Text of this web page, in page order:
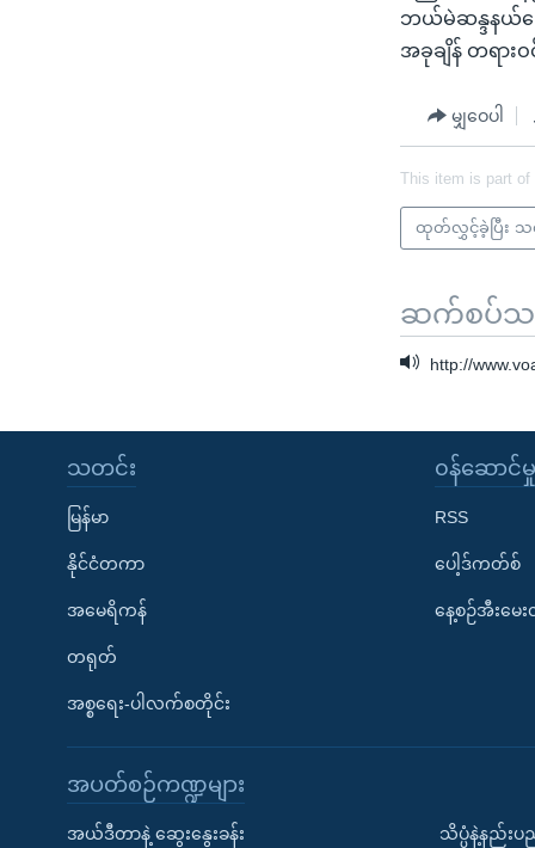
ဘယ်မဲဆန္ဒနယ်
အခုချိန် တရား
မျှဝေပါ
This item is part of
ထုတ်လွှင့်ခဲ့ပြီး သတ
ဆက်စပ်သတ
http://
သတင်း
မြန်မာ
နိုင်ငံတကာ
အမေရိကန်
တရုတ်
အစ္စရေး-ပါလက်စတိုင်း
၀န်ဆောင်မှု
RSS
ပေါ့ဒ်ကတ်စ်
နေ့စဉ်အီးမ
အပတ်စဉ်ကဏ္ဍများ
အယ်ဒီတာနဲ့ ဆွေးနွေးခန်း သိပ္ပံနဲ့နည်းပ